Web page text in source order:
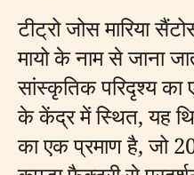
टीट्रो जोस मारिया
मायो के नाम से जाना
सांस्कृतिक परिदृश्य
के केंद्र में स्थित, यह
का एक प्रमाण है, जो